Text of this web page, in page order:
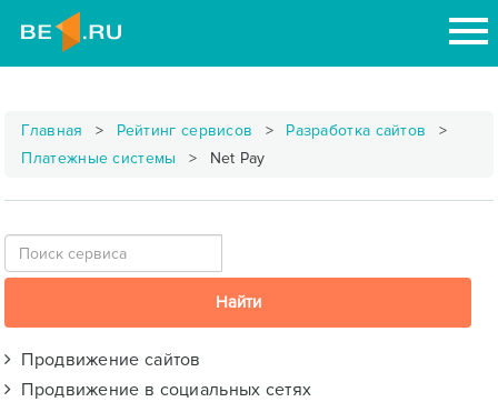
Главная Рейтинг сервисов
Разработка сайтов
Платежные системы
Net Pay
Продвижение сайтов
Продвижение в социальных сетях